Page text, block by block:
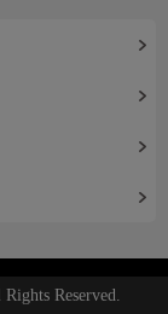
Reserved.